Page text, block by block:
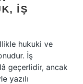
İŞ
hukuki ve
İş
geçerlidir, ancak
yazılı